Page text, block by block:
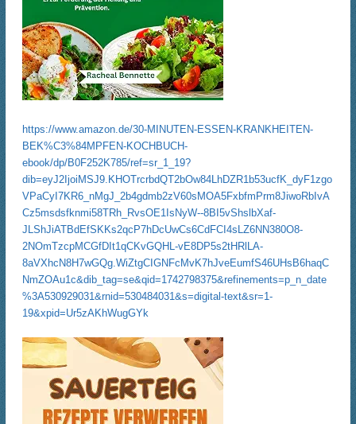
https://www.amazon.de/30-MINUTEN-ESSEN-KRANKHEITEN-
BEK%C3%84MPFEN-KOCHBUCH-
ebook/dp/B0F252K785/ref=sr_1_19?
dib=eyJ2IjoiMSJ9.KHOTrcrbdQT2bOw84LhDZR1b53ucfK_dyF1zgo
VPaCyI7KR6_nMgJ_2b4gdmb2zV60sMOA5FxbfmPrm8JiwoRbIvA
Cz5msdsfknmi58TRh_RvsOE1IsNyW--8BI5vShslbXaf-
JLShJiATBdEfSKKs2qcP7hDcUwCs6CdFCI4sLZ6NN380O8-
2NOmTzcpMCGfDIt1qCKvGQHL-vE8DP5s2tHRlLA-
8aVXhcN8H7wGQg.WiZtgCIGNFcMvK7hJveEumfS46UHsB6haqC
NmZOAu1c&dib_tag=se&qid=1742798375&refinements=p_n_date
%3A530929031&rnid=530484031&s=digital-text&sr=1-
19&xpid=Ur5zAKhWugGYk